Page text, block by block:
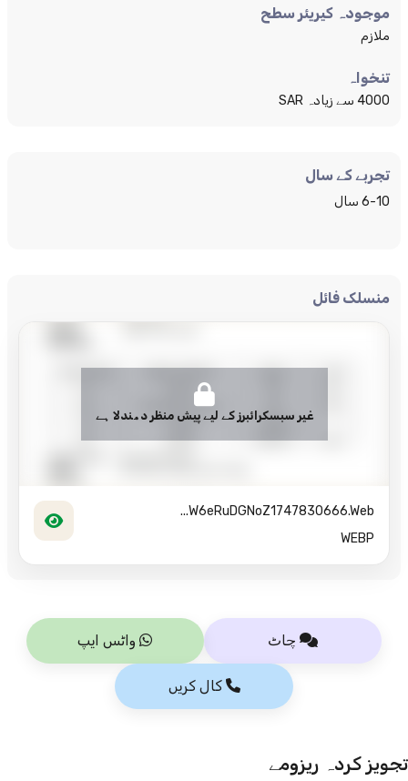
موجودہ کیریئر سطح
ملازم
تنخواہ
4000 سے زیادہ SAR
تجربے کے سال
6-10 سال
منسلک فائل
غیر سبسکرائبرز کے لیے پیش منظر دھندلا ہے
W6eRuDGNoZ1747830666.web...
WEBP
چاٹ واٹس ایپ
کال کریں
تجویز کردہ ریزومے